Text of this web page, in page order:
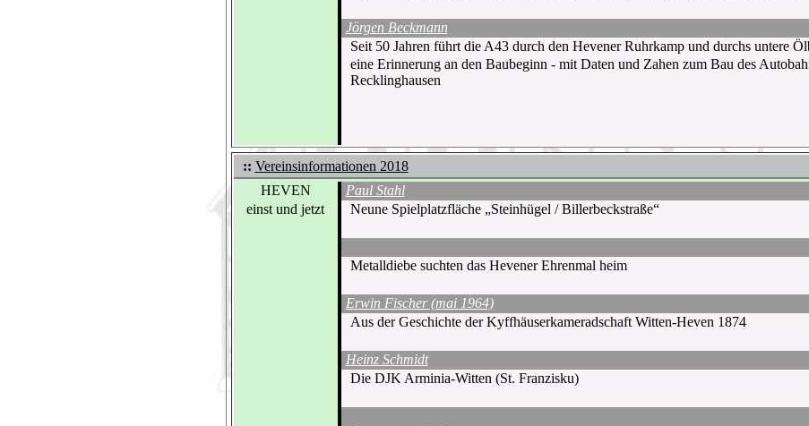
Jörgen Beckmann
Seit 50 Jahren führt die A43 durch den Hevener Ruhrkamp und durchs untere
eine Erinnerung an den Baubeginn - mit Daten und Zahen zum Bau des
Recklinghausen
:: Vereinsinformationen 2018
HEVEN
Paul Stahl
einst und jetzt
Neune Spielplatzfläche „Steinhügel / Billerbeckstraße“
Metalldiebe suchten das Hevener Ehrenmal heim
Erwin Fischer (mai 1964)
Aus der Geschichte der Kyffhäuserkameradschaft Witten-Heven 1874
Heinz Schmidt
Die DJK Arminia-Witten (St. Franzisku)